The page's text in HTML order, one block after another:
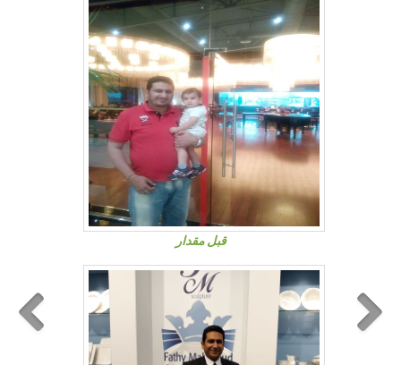
قبل مقدار